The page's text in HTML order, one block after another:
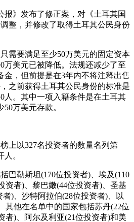
报》发布了修正案，对《土耳其国
整，并修改了取得土耳其公民身份
需要满足至少50万美元的固定资本
万美元已被降低。法规还减少了至
金，但前提是在3年内不将注释出售
之前获得土耳其公民身份的标准是
人。其中一项入籍条件是在土耳其
万美元存款。
上以327名投资者的数量名列第
。
巴勒斯坦(170位投资者)、埃及(110
资者)、黎巴嫩(44位投资者)、圣基
)、沙特阿拉伯(28位投资者)、以
其他在名单中的国家包括苏丹(22位
者)、阿尔及利亚(21位投资者)和美